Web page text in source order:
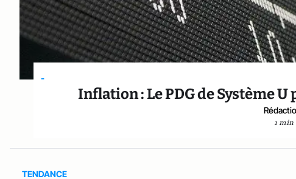
-
Inflation : Le PDG de Système
1
TENDANCE